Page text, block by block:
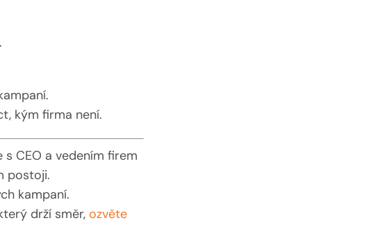
kým firma není.
s CEO a vedením firem
postoji.
kampaní.
drží směr, ozvěte